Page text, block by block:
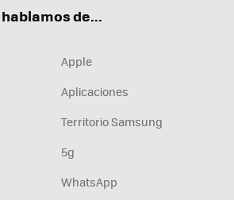
de...
Apple
Aplicaciones
Territorio Samsung
5g
WhatsApp